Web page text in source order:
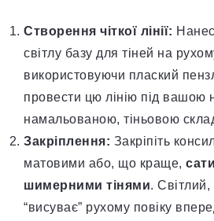
Створення чіткої лінії:
світлу базу для тіней на
використовуючи плаский
провести цю лінію під вашою
намальованою, тіньовою
Закріплення: Закріпіть
матовими або, що краще,
шимерними тінями.
“висуває” рухому повіку